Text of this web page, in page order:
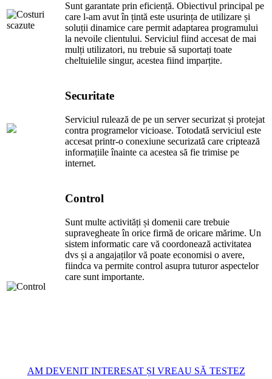
Sunt garantate prin eficiență. Obiectivul principal pe
care l-am avut în țintă este usurința de utilizare și
soluții dinamice care permit adaptarea programului
la nevoile clientului. Serviciul fiind accesat de mai
mulți utilizatori, nu trebuie să suportați toate
cheltuielile singur, acestea fiind imparțite.
Securitate
Serviciul rulează de pe un server securizat și protejat
contra programelor vicioase. Totodată serviciul este
accesat printr-o conexiune securizată care criptează
informațiile înainte ca acestea să fie trimise pe
internet.
Control
Sunt multe activități și domenii care trebuie
supravegheate în orice firmă de oricare mărime. Un
sistem informatic care vă coordonează activitatea
dvs și a angajaților vă poate economisi o avere,
fiindca va permite control asupra tuturor aspectelor
care sunt importante.
AM DEVENIT INTERESAT ȘI VREAU SĂ TESTEZ